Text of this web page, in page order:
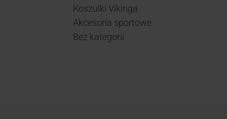
Koszulki Vikinga
Akcesoria sportowe
Bez kategorii